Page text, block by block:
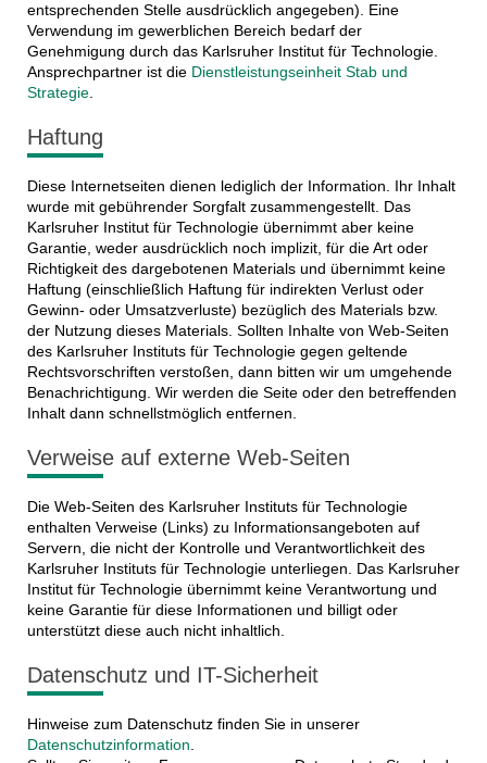
entsprechenden Stelle ausdrücklich angegeben). Eine
Verwendung im gewerblichen Bereich bedarf der
Genehmigung durch das Karlsruher Institut für Technologie.
Ansprechpartner ist die Dienstleistungseinheit Stab und
Strategie.
Haftung
Diese Internetseiten dienen lediglich der Information. Ihr Inhalt
wurde mit gebührender Sorgfalt zusammengestellt. Das
Karlsruher Institut für Technologie übernimmt aber keine
Garantie, weder ausdrücklich noch implizit, für die Art oder
Richtigkeit des dargebotenen Materials und übernimmt keine
Haftung (einschließlich Haftung für indirekten Verlust oder
Gewinn- oder Umsatzverluste) bezüglich des Materials bzw.
der Nutzung dieses Materials. Sollten Inhalte von Web-Seiten
des Karlsruher Instituts für Technologie gegen geltende
Rechtsvorschriften verstoßen, dann bitten wir um umgehende
Benachrichtigung. Wir werden die Seite oder den betreffenden
Inhalt dann schnellstmöglich entfernen.
Verweise auf externe Web-Seiten
Die Web-Seiten des Karlsruher Instituts für Technologie
enthalten Verweise (Links) zu Informationsangeboten auf
Servern, die nicht der Kontrolle und Verantwortlichkeit des
Karlsruher Instituts für Technologie unterliegen. Das Karlsruher
Institut für Technologie übernimmt keine Verantwortung und
keine Garantie für diese Informationen und billigt oder
unterstützt diese auch nicht inhaltlich.
Datenschutz und IT-Sicherheit
Hinweise zum Datenschutz finden Sie in unserer
Datenschutzinformation.